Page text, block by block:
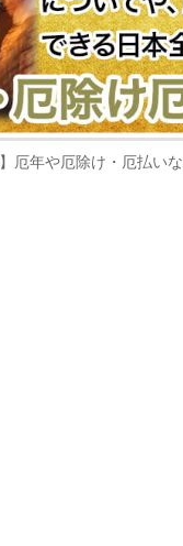
厄年や厄除け・厄払い